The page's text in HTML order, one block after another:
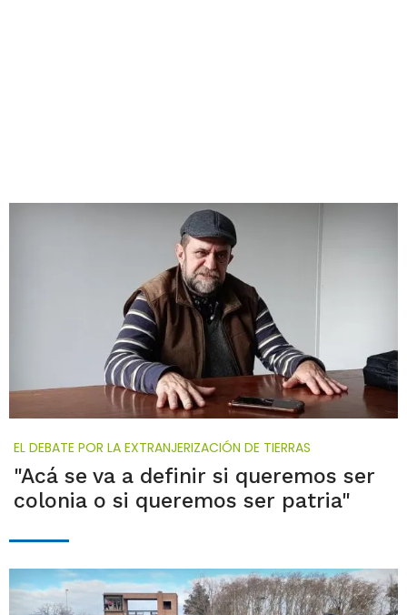
EL DEBATE POR LA EXTRANJERIZACIÓN DE TIERRAS
"Acá se va a definir si queremos ser
colonia o si queremos ser patria"